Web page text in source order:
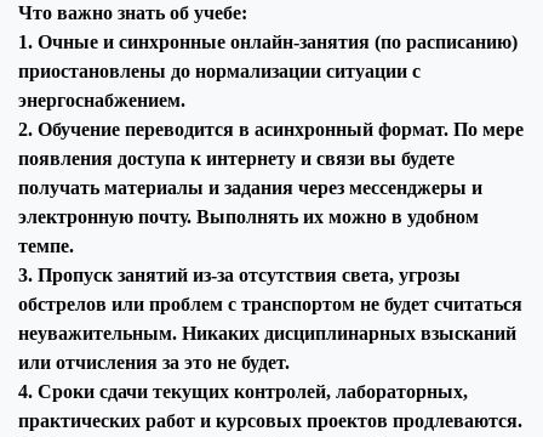
Что важно знать об учебе:
1. Очные и синхронные онлайн-занятия (по расписанию)
приостановлены до нормализации ситуации с
энергоснабжением.
2. Обучение переводится в асинхронный формат. По мере
появления доступа к интернету и связи вы будете
получать материалы и задания через мессенджеры и
электронную почту. Выполнять их можно в удобном
темпе.
3. Пропуск занятий из-за отсутствия света, угрозы
обстрелов или проблем с транспортом не будет считаться
неуважительным. Никаких дисциплинарных взысканий
или отчисления за это не будет.
4. Сроки сдачи текущих контролей, лабораторных,
практических работ и курсовых проектов продлеваются.